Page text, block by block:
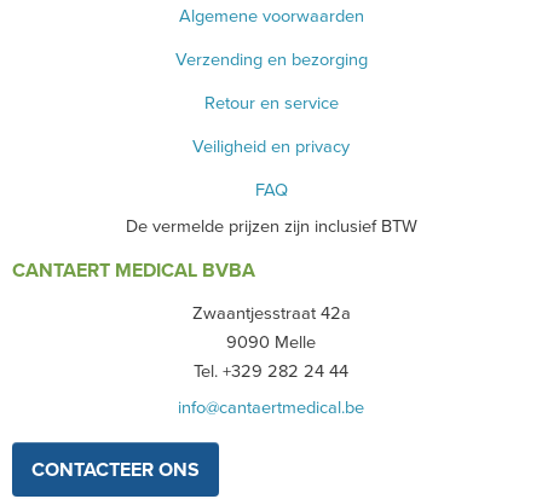
Algemene voorwaarden
Verzending en bezorging
Retour en service
Veiligheid en privacy
FAQ
De vermelde prijzen zijn inclusief BTW
CANTAERT MEDICAL BVBA
Zwaantjesstraat 42a
9090 Melle
Tel. +329 282 24 44
info@cantaertmedical.be
CONTACTEER ONS